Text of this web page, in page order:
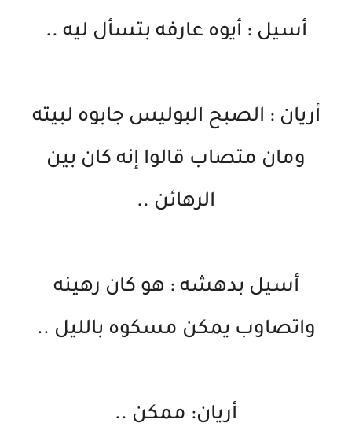
أسيل : أيوه عارفه بتسأل ليه ..
أريان : الصبح البوليس جابوه لبيته
ومان متصاب قالوا إنه كان بين
الرهائن ..
أسيل بدهشه : هو كان رهينه
واتصاوب يمكن مسكوه بالليل ..
أريان: ممكن ..